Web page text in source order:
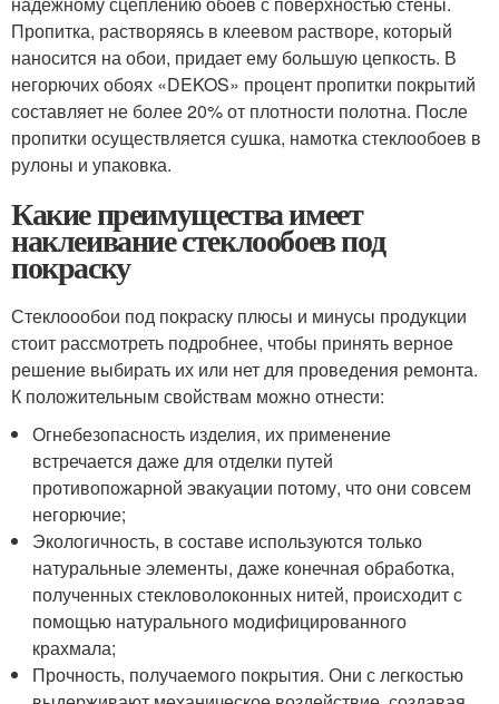
Пропитка, растворяясь в клеевом растворе, который
наносится на обои, придает ему большую цепкость. В
негорючих обоях «DEKOS» процент пропитки покрытий
составляет не более 20% от плотности полотна. После
пропитки осуществляется сушка, намотка стеклообоев в
рулоны и упаковка.
Какие преимущества имеет
наклеивание стеклообоев под
покраску
Стеклоообои под покраску плюсы и минусы продукции
стоит рассмотреть подробнее, чтобы принять верное
решение выбирать их или нет для проведения ремонта.
К положительным свойствам можно отнести:
Огнебезопасность изделия, их применение
встречается даже для отделки путей
противопожарной эвакуации потому, что они совсем
негорючие;
Экологичность, в составе используются только
натуральные элементы, даже конечная обработка,
полученных стекловолоконных нитей, происходит с
помощью натурального модифицированного
крахмала;
Прочность, получаемого покрытия. Они с легкостью